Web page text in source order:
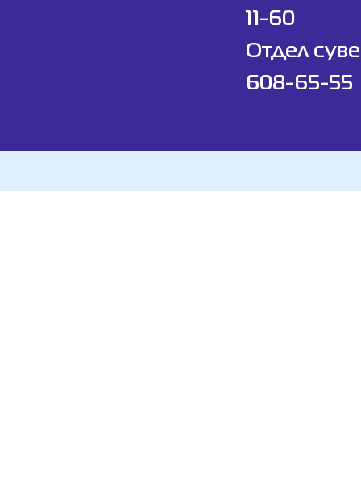
11-60
Отдел
608-65-55